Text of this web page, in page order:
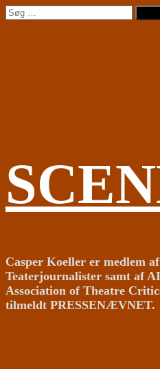
Videre
til
Søg
efter:
Casper Koeller er medlem
Teaterjournalister samt af
Association of Theatre
tilmeldt PRESSENÆVNET.